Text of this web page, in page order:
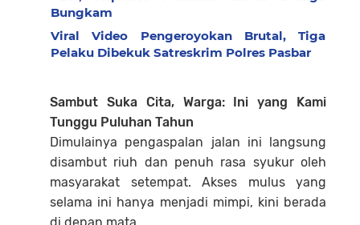
Bungkam
Viral Video Pengeroyokan Brutal, Tiga
Pelaku Dibekuk Satreskrim Polres Pasbar
Sambut Suka Cita, Warga: Ini yang Kami
Tunggu Puluhan Tahun
Dimulainya pengaspalan jalan ini langsung
disambut riuh dan penuh rasa syukur oleh
masyarakat setempat. Akses mulus yang
selama ini hanya menjadi mimpi, kini berada